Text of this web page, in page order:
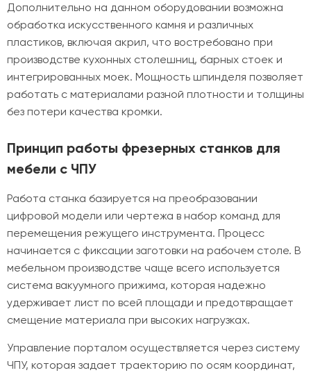
Дополнительно на данном оборудовании возможна
обработка искусственного камня и различных
пластиков, включая акрил, что востребовано при
производстве кухонных столешниц, барных стоек и
интегрированных моек. Мощность шпинделя позволяет
работать с материалами разной плотности и толщины
без потери качества кромки.
Принцип работы фрезерных станков для
мебели с ЧПУ
Работа станка базируется на преобразовании
цифровой модели или чертежа в набор команд для
перемещения режущего инструмента. Процесс
начинается с фиксации заготовки на рабочем столе. В
мебельном производстве чаще всего используется
система вакуумного прижима, которая надежно
удерживает лист по всей площади и предотвращает
смещение материала при высоких нагрузках.
Управление порталом осуществляется через систему
ЧПУ, которая задает траекторию по осям координат,